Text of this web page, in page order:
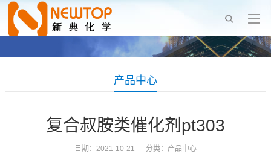
产品中心
复合叔胺类催化剂pt303
日期：2021-10-21 分类： 产品中心